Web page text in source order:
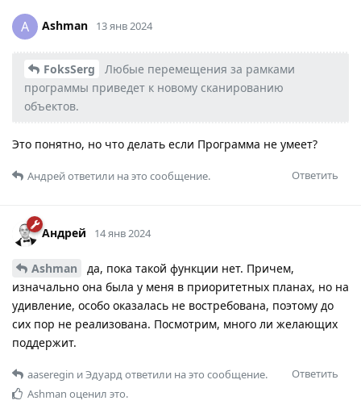
A Ashman 13 янв 2024
FoksSerg
Любые перемещения за рамками
программы приведет к новому сканированию
объектов.
Это понятно, но что делать если Программа не умеет?
Ответить
Андрейответили на это сообщение.
Андрей 14 янв 2024
Ashman
да, пока такой функции нет. Причем,
изначально она была у меня в приоритетных планах, но на
удивление, особо оказалась не востребована, поэтому до
сих пор не реализована. Посмотрим, много ли желающих
поддержит.
Ответить
aaseregin иЭдуардответили на это сообщение.
Ashman оценил это.